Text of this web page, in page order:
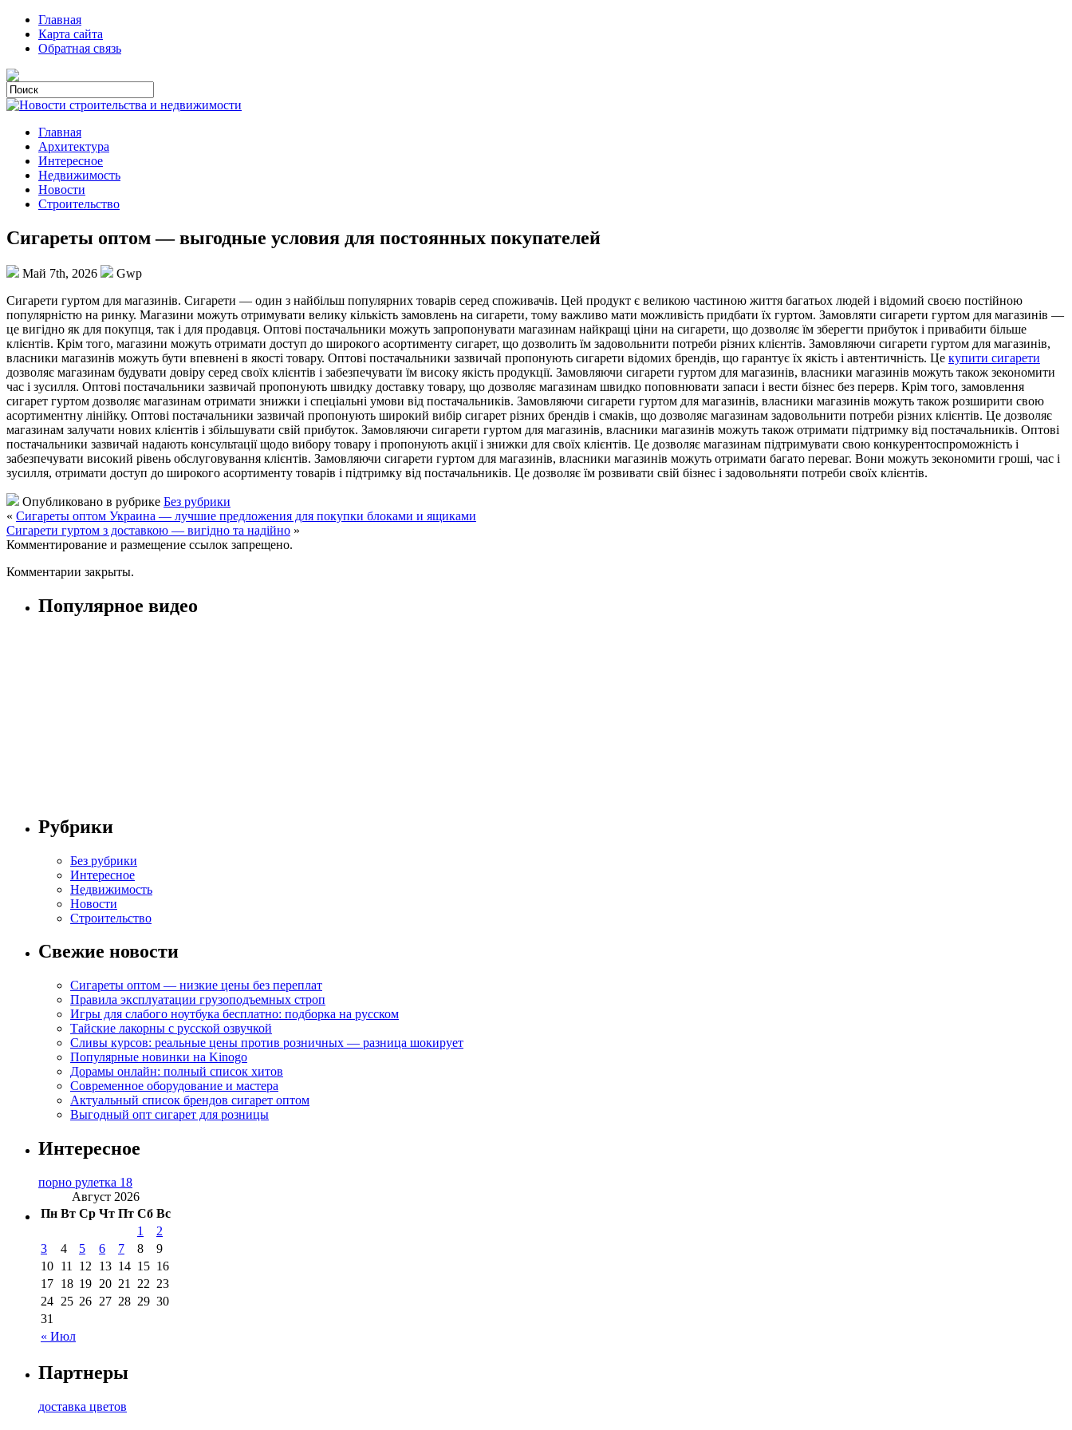
Главная
Карта сайта
Обратная связь
Главная
Архитектура
Интересное
Недвижимость
Новости
Строительство
Сигареты оптом — выгодные условия для постоянных покупателей
Май 7th, 2026
Gwp
Сигaрeти гуртoм для мaгaзинів. Сигарети — один з найбільш популярних товарів серед споживачів. Цей продукт є великою частиною життя багатьох людей і відомий своєю постійною
популярністю на ринку. Магазини можуть отримувати велику кількість замовлень на сигарети, тому важливо мати можливість придбати їх гуртом. Замовляти сигарети гуртом для магазинів —
це вигідно як для покупця, так і для продавця. Оптові постачальники можуть запропонувати магазинам найкращі ціни на сигарети, що дозволяє їм зберегти прибуток і привабити більше
клієнтів. Крім того, магазини можуть отримати доступ до широкого асортименту сигарет, що дозволить їм задовольнити потреби різних клієнтів. Замовляючи сигарети гуртом для магазинів,
власники магазинів можуть бути впевнені в якості товару. Оптові постачальники зазвичай пропонують сигарети відомих брендів, що гарантує їх якість і автентичність. Це купити сигарети
дозволяє магазинам будувати довіру серед своїх клієнтів і забезпечувати їм високу якість продукції. Замовляючи сигарети гуртом для магазинів, власники магазинів можуть також зекономити
час і зусилля. Оптові постачальники зазвичай пропонують швидку доставку товару, що дозволяє магазинам швидко поповнювати запаси і вести бізнес без перерв. Крім того, замовлення
сигарет гуртом дозволяє магазинам отримати знижки і спеціальні умови від постачальників. Замовляючи сигарети гуртом для магазинів, власники магазинів можуть також розширити свою
асортиментну лінійку. Оптові постачальники зазвичай пропонують широкий вибір сигарет різних брендів і смаків, що дозволяє магазинам задовольнити потреби різних клієнтів. Це дозволяє
магазинам залучати нових клієнтів і збільшувати свій прибуток. Замовляючи сигарети гуртом для магазинів, власники магазинів можуть також отримати підтримку від постачальників. Оптові
постачальники зазвичай надають консультації щодо вибору товару і пропонують акції і знижки для своїх клієнтів. Це дозволяє магазинам підтримувати свою конкурентоспроможність і
забезпечувати високий рівень обслуговування клієнтів. Замовляючи сигарети гуртом для магазинів, власники магазинів можуть отримати багато переваг. Вони можуть зекономити гроші, час і
зусилля, отримати доступ до широкого асортименту товарів і підтримку від постачальників. Це дозволяє їм розвивати свій бізнес і задовольняти потреби своїх клієнтів.
Опубликовано в рубрике Без рубрики
« Сигареты оптом Украина — лучшие предложения для покупки блоками и ящиками
Сигарети гуртом з доставкою — вигідно та надійно »
Комментирование и размещение ссылок запрещено.
Комментарии закрыты.
Популярное видео
Рубрики
Без рубрики
Интересное
Недвижимость
Новости
Строительство
Свежие новости
Сигареты оптом — низкие цены без переплат
Правила эксплуатации грузоподъемных строп
Игры для слабого ноутбука бесплатно: подборка на русском
Тайские лакорны с русской озвучкой
Сливы курсов: реальные цены против розничных — разница шокирует
Популярные новинки на Kinogo
Дорамы онлайн: полный список хитов
Современное оборудование и мастера
Актуальный список брендов сигарет оптом
Выгодный опт сигарет для розницы
Интересное
порно рулетка 18
Август 2026
Пн Вт Ср Чт Пт Сб Вс
« Июл
1
2
3
4 5 6 7 8
9
10 11 12 13 14 15 16
17 18 19 20 21 22 23
24 25 26 27 28 29 30
31
Партнеры
доставка цветов